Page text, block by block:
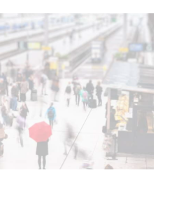
link,
open
new
window).
link,
open
new
window).
link,
open
new
window).